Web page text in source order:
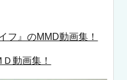
フ』のMMD動画集！
動画集！